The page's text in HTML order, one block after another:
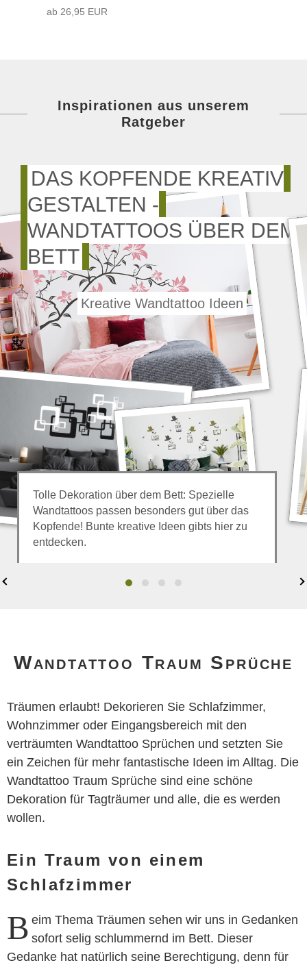
Wandtattoo Traum Sprüche
Träumen erlaubt! Dekorieren Sie Schlafzimmer,
Wohnzimmer oder Eingangsbereich mit den
verträumten Wandtattoo Sprüchen und setzten Sie
ein Zeichen für mehr fantastische Ideen im Alltag. Die
Wandtattoo Traum Sprüche sind eine schöne
Dekoration für Tagträumer und alle, die es werden
wollen.
Ein Traum von einem
Schlafzimmer
B eim Thema Träumen sehen wir uns in Gedanken
sofort selig schlummernd im Bett. Dieser
Gedanke hat natürlich seine Berechtigung, denn für
ab 26,95 EUR
Inspirationen aus unserem
Ratgeber
DAS KOPFENDE KREATIV
GESTALTEN -
WANDTATTOOS ÜBER DEM
BETT
Kreative Wandtattoo Ideen
Tolle Dekoration über dem Bett: Spezielle
Wandtattoos passen besonders gut über das
Kopfende! Bunte kreative Ideen gibts hier zu
entdecken.